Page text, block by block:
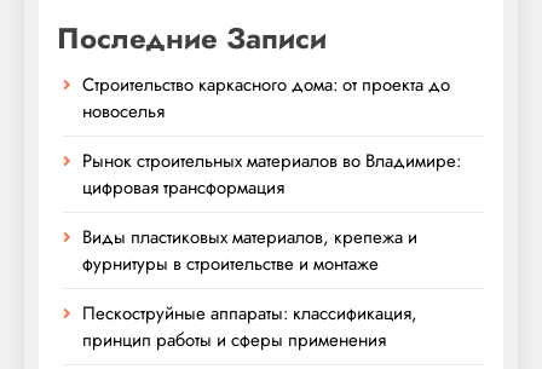
Последние Записи
Строительство каркасного дома: от проекта до
новоселья
Рынок строительных материалов во Владимире:
цифровая трансформация
Виды пластиковых материалов, крепежа и
фурнитуры в строительстве и монтаже
Пескоструйные аппараты: классификация,
принцип работы и сферы применения